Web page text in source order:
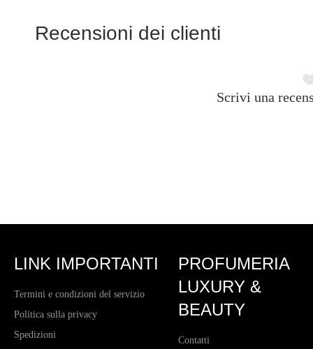
Recensioni dei clienti
Scrivi una
LINK IMPORTANTI
Termini e condizioni del servizio
Politica sulla privacy
Spedizioni
PROFUMERIA
LUXURY &
BEAUTY
Contatti